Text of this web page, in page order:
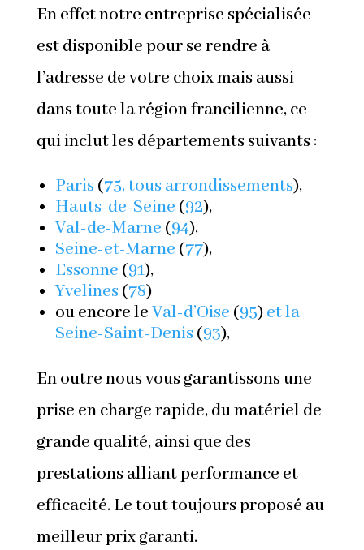
En effet notre entreprise spécialisée
est disponible pour se rendre à
l’adresse de votre choix mais aussi
dans toute la région francilienne, ce
qui inclut les départements suivants :
Paris(75, tous arrondissements),
Hauts-de-Seine (92),
Val-de-Marne (94),
Seine-et-Marne (77),
Essonne (91),
Yvelines(78)
ou encore leVal-d’Oise (95)et la
Seine-Saint-Denis(93),
En outre nous vous garantissons une
prise en charge rapide, du matériel de
grande qualité, ainsi que des
prestations alliant performance et
efficacité. Le tout toujours proposé au
meilleur prix garanti.